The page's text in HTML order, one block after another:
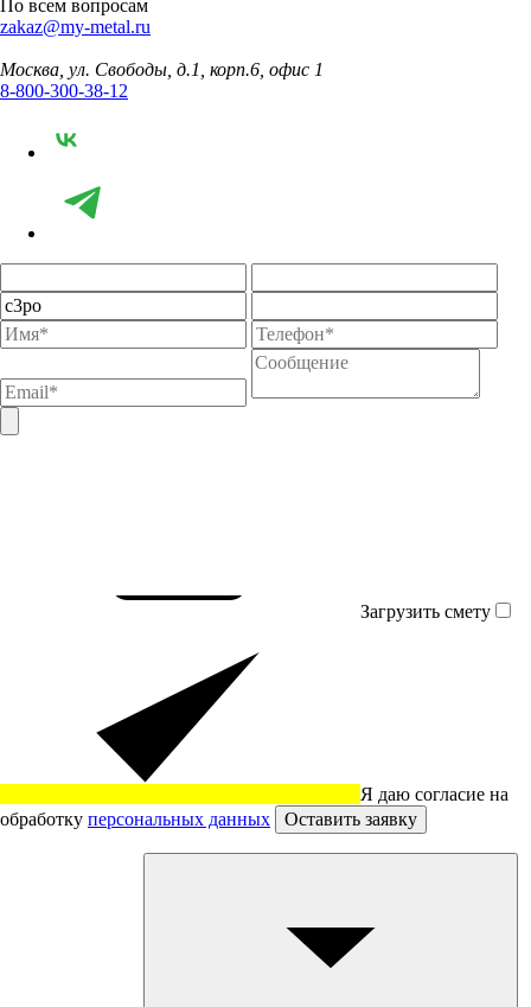
По всем вопросам
zakaz@my-metal.ru
Москва, ул. Свободы, д.1, корп.6, офис 1
8-800-300-38-12
Загрузить смету
Я даю согласие на
обработку персональных данных Оставить заявку